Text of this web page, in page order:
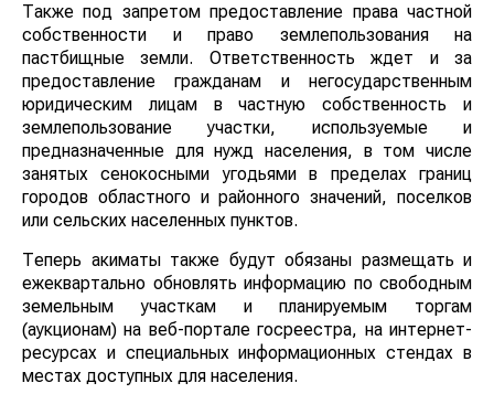
Также под запретом предоставление права частной
собственности и право землепользования на
пастбищные земли. Ответственность ждет и за
предоставление гражданам и негосударственным
юридическим лицам в частную собственность и
землепользование участки, используемые и
предназначенные для нужд населения, в том числе
занятых сенокосными угодьями в пределах границ
городов областного и районного значений, поселков
или сельских населенных пунктов.
Теперь акиматы также будут обязаны размещать и
ежеквартально обновлять информацию по свободным
земельным участкам и планируемым торгам
(аукционам) на веб-портале госреестра, на интернет-
ресурсах и специальных информационных стендах в
местах доступных для населения.